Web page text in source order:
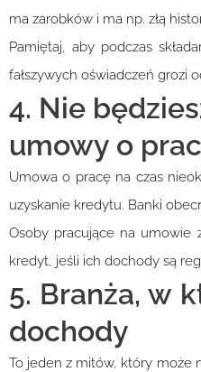
ma zarobków i ma np. złą
Pamiętaj, aby podczas
fałszywych oświadczeń grozi
4. Nie
umowy o
Umowa o pracę na czas
uzyskanie kredytu. Banki
Osoby pracujące na umowie
kredyt, jeśli ich dochody są
5. Branża, w
dochody
To jeden z mitów, który może